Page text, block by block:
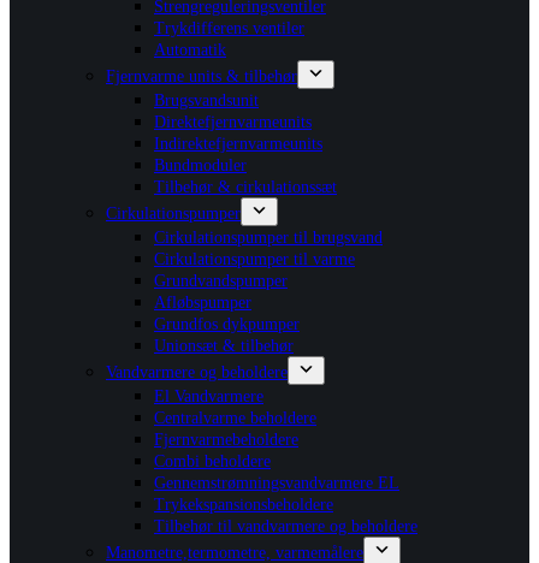
Strengreguleringsventiler
Trykdifferens ventiler
Automatik
Fjernvarme units & tilbehør
Brugsvandsunit
Direktefjernvarmeunits
Indirektefjernvarmeunits
Bundmoduler
Tilbehør & cirkulationssæt
Cirkulationspumper
Cirkulationspumper til brugsvand
Cirkulationspumper til varme
Grundvandspumper
Afløbspumper
Grundfos dykpumper
Unionsæt & tilbehør
Vandvarmere og beholdere
El Vandvarmere
Centralvarme beholdere
Fjernvarmebeholdere
Combi beholdere
Gennemstrømningsvandvarmere EL
Trykekspansionsbeholdere
Tilbehør til vandvarmere og beholdere
Manometre,termometre, varmemålere